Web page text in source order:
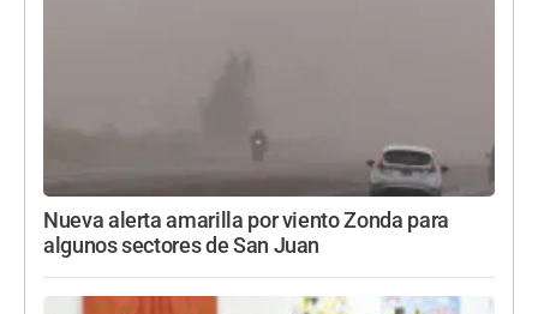
Nueva alerta amarilla por viento Zonda para
algunos sectores de San Juan